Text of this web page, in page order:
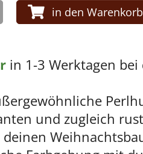
in den Warenkorb
in 1-3 Werktagen bei
und zugleich
deinen